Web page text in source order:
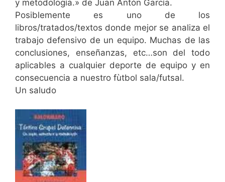
y metodología.» de Juan Antón Garcìa.
Posiblemente es uno de los
libros/tratados/textos donde mejor se analiza el
trabajo defensivo de un equipo. Muchas de las
conclusiones, enseñanzas, etc…son del todo
aplicables a cualquier deporte de equipo y en
consecuencia a nuestro fùtbol sala/futsal.
Un saludo